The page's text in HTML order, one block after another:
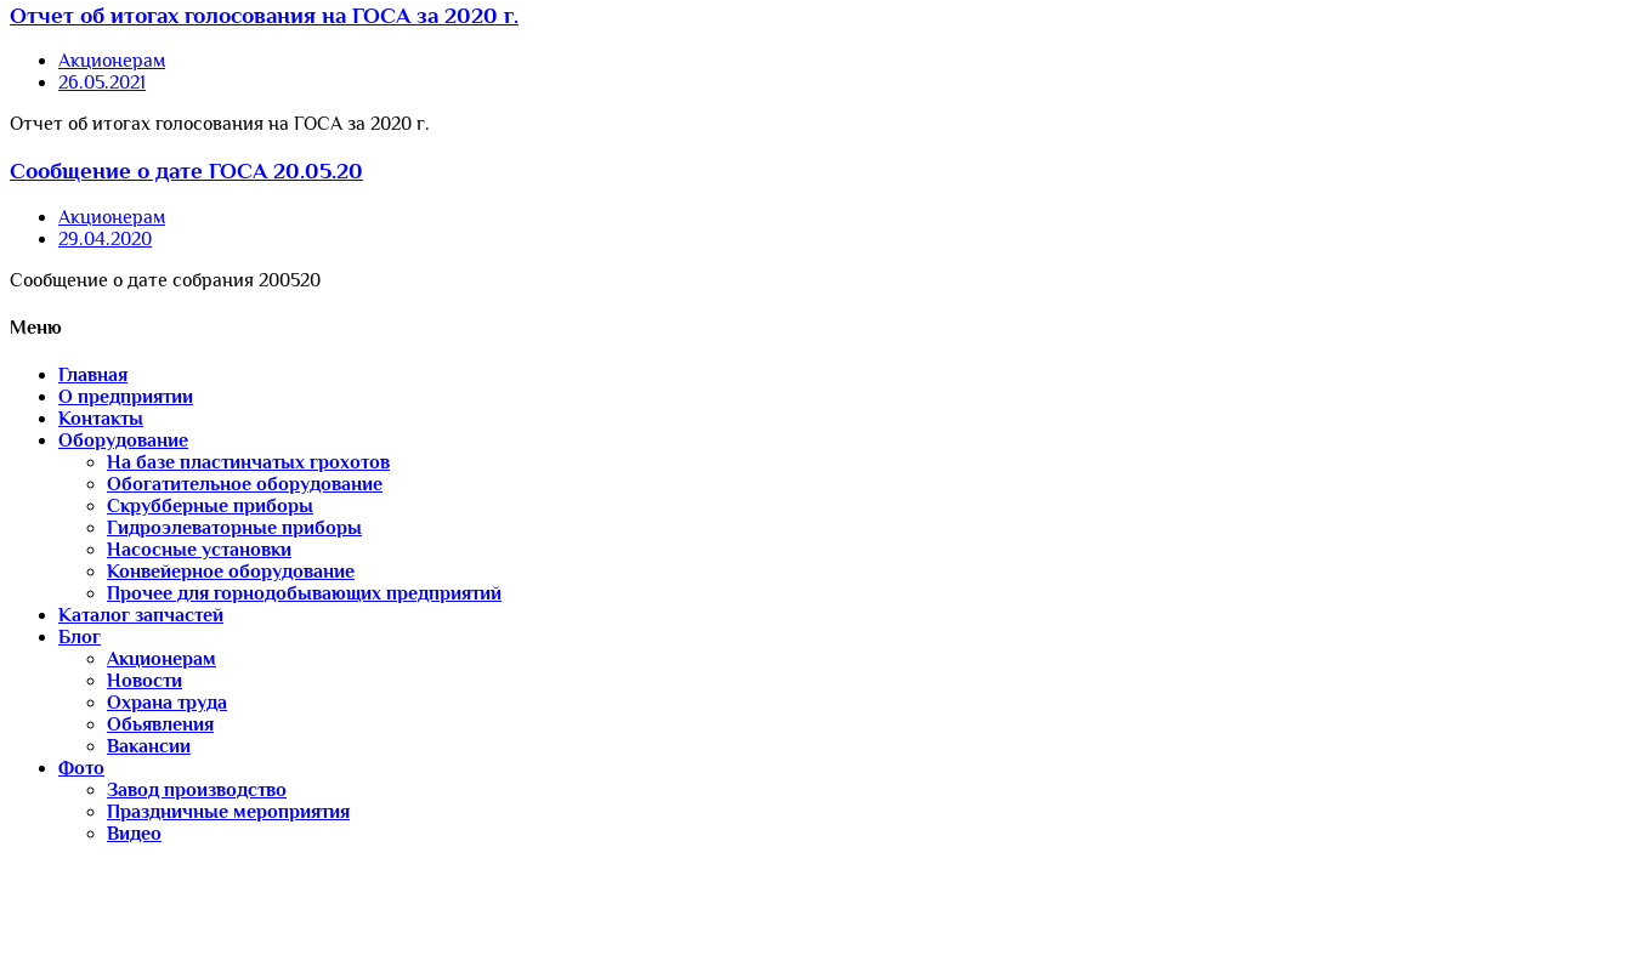
Отчет об итогах голосования на ГОСА за 2020 г.
Акционерам
26.05.2021
Отчет об итогах голосования на ГОСА за 2020 г.
Сообщение о дате ГОСА 20.05.20
Акционерам
29.04.2020
Сообщение о дате собрания 200520
Меню
Главная
О предприятии
Контакты
Оборудование
На базе пластинчатых грохотов
Обогатительное оборудование
Скрубберные приборы
Гидроэлеваторные приборы
Насосные установки
Конвейерное оборудование
Прочее для горнодобывающих предприятий
Каталог запчастей
Блог
Акционерам
Новости
Охрана труда
Обьявления
Вакансии
Фото
Завод производство
Праздничные мероприятия
Видео